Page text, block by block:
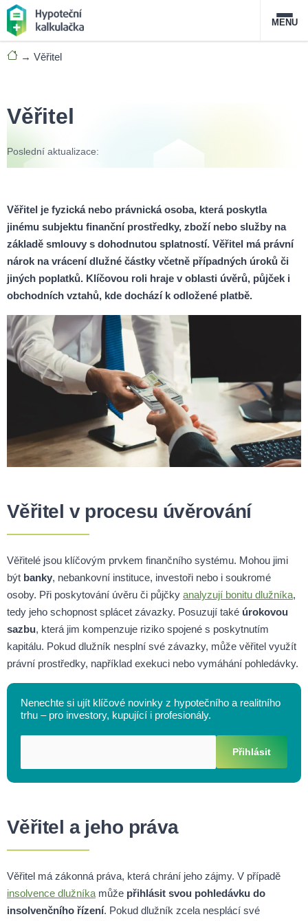
Nabídka hypoték
O službě
MENU
→ Věřitel
Věřitel
Poslední aktualizace:
Věřitel je fyzická nebo právnická osoba, která poskytla
jinému subjektu finanční prostředky, zboží nebo služby na
základě smlouvy s dohodnutou splatností. Věřitel má právní
nárok na vrácení dlužné částky včetně případných úroků či
jiných poplatků. Klíčovou roli hraje v oblasti úvěrů, půjček i
obchodních vztahů, kde dochází k odložené platbě.
Věřitel v procesu úvěrování
Věřitelé jsou klíčovým prvkem finančního systému. Mohou jimi
být banky, nebankovní instituce, investoři nebo i soukromé
osoby. Při poskytování úvěru či půjčky analyzují bonitu dlužníka,
tedy jeho schopnost splácet závazky. Posuzují také úrokovou
sazbu, která jim kompenzuje riziko spojené s poskytnutím
kapitálu. Pokud dlužník nesplní své závazky, může věřitel využít
právní prostředky, například exekuci nebo vymáhání pohledávky.
Nenechte si ujít klíčové novinky z hypotečního a realitního
trhu – pro investory, kupující i profesionály.
Přihlásit
Věřitel a jeho práva
Věřitel má zákonná práva, která chrání jeho zájmy. V případě
insolvence dlužníka může přihlásit svou pohledávku do
insolvenčního řízení. Pokud dlužník zcela nesplácí své